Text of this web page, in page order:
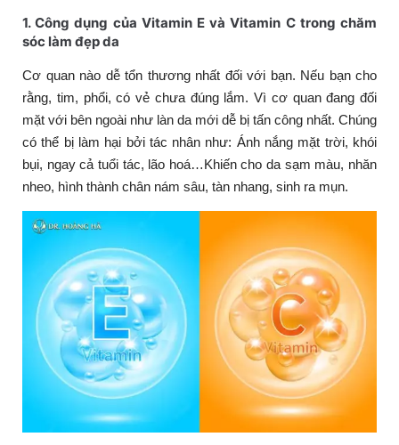
1. Công dụng của Vitamin E và Vitamin C trong chăm
sóc làm đẹp da
Cơ quan nào dễ tổn thương nhất đối với bạn. Nếu bạn cho
rằng, tim, phổi, có vẻ chưa đúng lắm. Vì cơ quan đang đối
mặt với bên ngoài như làn da mới dễ bị tấn công nhất. Chúng
có thể bị làm hại bởi tác nhân như: Ánh nắng mặt trời, khói
bụi, ngay cả tuổi tác, lão hoá…Khiến cho da sạm màu, nhăn
nheo, hình thành chân nám sâu, tàn nhang, sinh ra mụn.